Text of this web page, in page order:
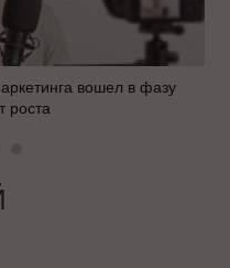
вошел в фазу
роста